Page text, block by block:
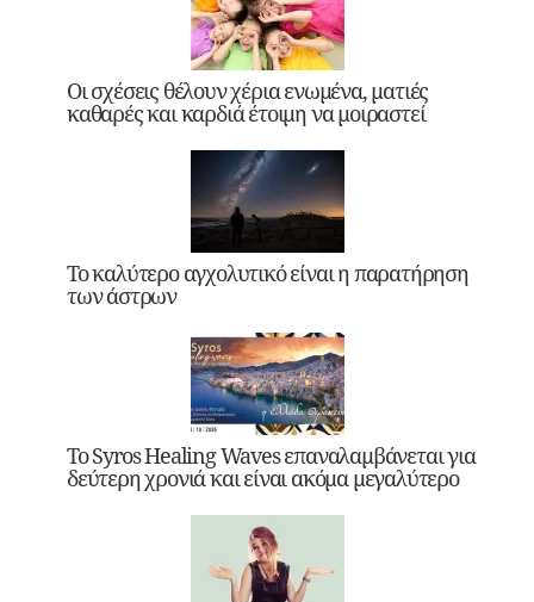
Οι σχέσεις θέλουν χέρια ενωμένα, ματιές
καθαρές και καρδιά έτοιμη να μοιραστεί
Το καλύτερο αγχολυτικό είναι η παρατήρηση
των άστρων
Το Syros Healing Waves επαναλαμβάνεται για
δεύτερη χρονιά και είναι ακόμα μεγαλύτερο